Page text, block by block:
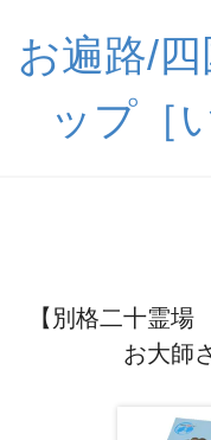
お遍路/
ップ［
【別格二十霊
お大師